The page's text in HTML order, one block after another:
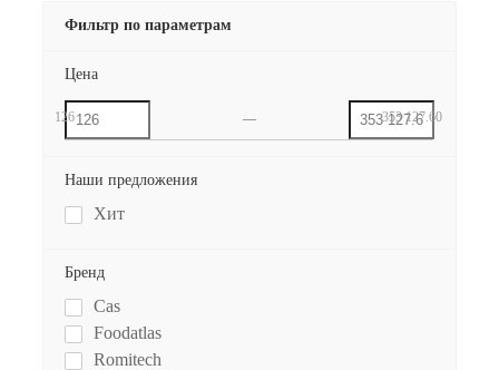
Фильтр по параметрам
Цена
126 353 127.60
Наши предложения
Хит
Бренд
Cas
Foodatlas
Romitech